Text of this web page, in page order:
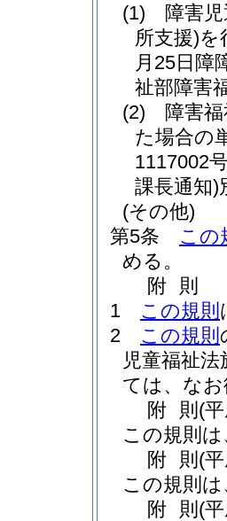
(1)
障害
所支援)を
月25日障
祉部障害
(2)
障害
た場合の
1117002
課長通知)
(その他)
第5条
この
める。
附 則
1
この規則
2
この規則
児童福祉
ては、な
附 則 (
この規則
附 則 (
この規則
附 則 (